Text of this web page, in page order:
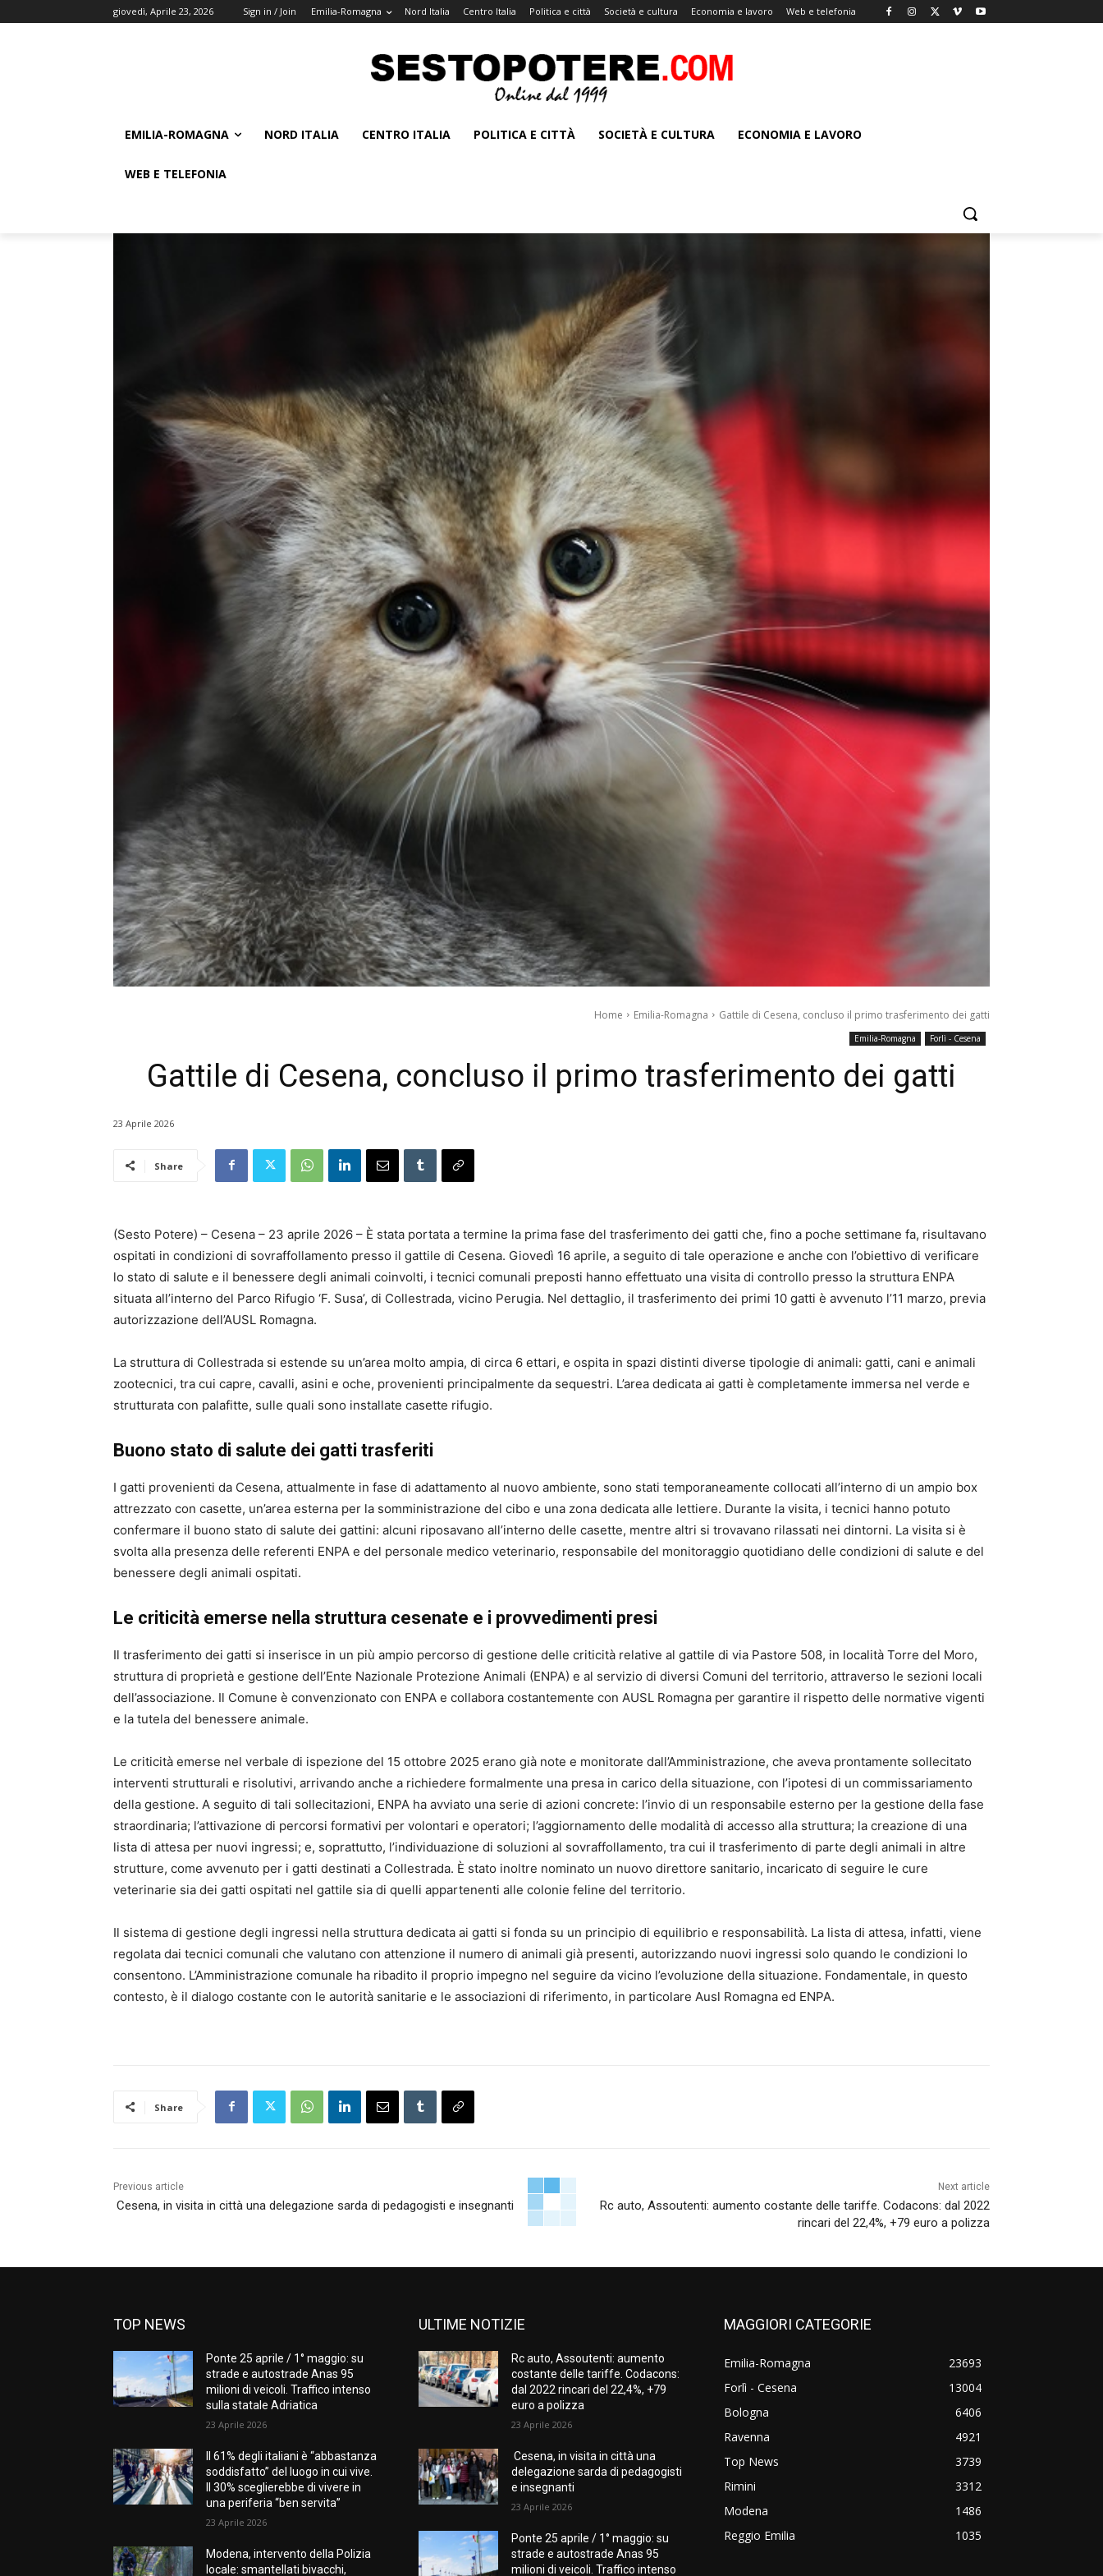
giovedì, Aprile 23, 2026 Sign in / Join Emilia-Romagna Nord Italia Centro Italia Politica e città Società e cultura Economia e lavoro Web e telefonia
EMILIA-ROMAGNA NORD ITALIA CENTRO ITALIA POLITICA E CITTÀ SOCIETÀ E CULTURA ECONOMIA E LAVORO
WEB E TELEFONIA
Home Emilia-Romagna Gattile di Cesena, concluso il primo trasferimento dei gatti
Emilia-Romagna Forlì - Cesena
Gattile di Cesena, concluso il primo trasferimento dei gatti
23 Aprile 2026
Share
(Sesto Potere) – Cesena – 23 aprile 2026 – È stata portata a termine la prima fase del trasferimento dei gatti che, fino a poche settimane fa, risultavano
ospitati in condizioni di sovraffollamento presso il gattile di Cesena. Giovedì 16 aprile, a seguito di tale operazione e anche con l’obiettivo di verificare
lo stato di salute e il benessere degli animali coinvolti, i tecnici comunali preposti hanno effettuato una visita di controllo presso la struttura ENPA
situata all’interno del Parco Rifugio ‘F. Susa’, di Collestrada, vicino Perugia. Nel dettaglio, il trasferimento dei primi 10 gatti è avvenuto l’11 marzo, previa
autorizzazione dell’AUSL Romagna.
La struttura di Collestrada si estende su un’area molto ampia, di circa 6 ettari, e ospita in spazi distinti diverse tipologie di animali: gatti, cani e animali
zootecnici, tra cui capre, cavalli, asini e oche, provenienti principalmente da sequestri. L’area dedicata ai gatti è completamente immersa nel verde e
strutturata con palafitte, sulle quali sono installate casette rifugio.
Buono stato di salute dei gatti trasferiti
I gatti provenienti da Cesena, attualmente in fase di adattamento al nuovo ambiente, sono stati temporaneamente collocati all’interno di un ampio box
attrezzato con casette, un’area esterna per la somministrazione del cibo e una zona dedicata alle lettiere. Durante la visita, i tecnici hanno potuto
confermare il buono stato di salute dei gattini: alcuni riposavano all’interno delle casette, mentre altri si trovavano rilassati nei dintorni. La visita si è
svolta alla presenza delle referenti ENPA e del personale medico veterinario, responsabile del monitoraggio quotidiano delle condizioni di salute e del
benessere degli animali ospitati.
Le criticità emerse nella struttura cesenate e i provvedimenti presi
Il trasferimento dei gatti si inserisce in un più ampio percorso di gestione delle criticità relative al gattile di via Pastore 508, in località Torre del Moro,
struttura di proprietà e gestione dell’Ente Nazionale Protezione Animali (ENPA) e al servizio di diversi Comuni del territorio, attraverso le sezioni locali
dell’associazione. Il Comune è convenzionato con ENPA e collabora costantemente con AUSL Romagna per garantire il rispetto delle normative vigenti
e la tutela del benessere animale.
Le criticità emerse nel verbale di ispezione del 15 ottobre 2025 erano già note e monitorate dall’Amministrazione, che aveva prontamente sollecitato
interventi strutturali e risolutivi, arrivando anche a richiedere formalmente una presa in carico della situazione, con l’ipotesi di un commissariamento
della gestione. A seguito di tali sollecitazioni, ENPA ha avviato una serie di azioni concrete: l’invio di un responsabile esterno per la gestione della fase
straordinaria; l’attivazione di percorsi formativi per volontari e operatori; l’aggiornamento delle modalità di accesso alla struttura; la creazione di una
lista di attesa per nuovi ingressi; e, soprattutto, l’individuazione di soluzioni al sovraffollamento, tra cui il trasferimento di parte degli animali in altre
strutture, come avvenuto per i gatti destinati a Collestrada. È stato inoltre nominato un nuovo direttore sanitario, incaricato di seguire le cure
veterinarie sia dei gatti ospitati nel gattile sia di quelli appartenenti alle colonie feline del territorio.
Il sistema di gestione degli ingressi nella struttura dedicata ai gatti si fonda su un principio di equilibrio e responsabilità. La lista di attesa, infatti, viene
regolata dai tecnici comunali che valutano con attenzione il numero di animali già presenti, autorizzando nuovi ingressi solo quando le condizioni lo
consentono. L’Amministrazione comunale ha ribadito il proprio impegno nel seguire da vicino l’evoluzione della situazione. Fondamentale, in questo
contesto, è il dialogo costante con le autorità sanitarie e le associazioni di riferimento, in particolare Ausl Romagna ed ENPA.
Share
Previous article
Cesena, in visita in città una delegazione sarda di pedagogisti e insegnanti
Next article
Rc auto, Assoutenti: aumento costante delle tariffe. Codacons: dal 2022
rincari del 22,4%, +79 euro a polizza
TOP NEWS
Ponte 25 aprile / 1° maggio: su
strade e autostrade Anas 95
milioni di veicoli. Traffico intenso
sulla statale Adriatica
23 Aprile 2026
Il 61% degli italiani è “abbastanza
soddisfatto” del luogo in cui vive.
Il 30% sceglierebbe di vivere in
una periferia “ben servita”
23 Aprile 2026
Modena, intervento della Polizia
locale: smantellati bivacchi,
ULTIME NOTIZIE
Rc auto, Assoutenti: aumento
costante delle tariffe. Codacons:
dal 2022 rincari del 22,4%, +79
euro a polizza
23 Aprile 2026
Cesena, in visita in città una
delegazione sarda di pedagogisti
e insegnanti
23 Aprile 2026
Ponte 25 aprile / 1° maggio: su
strade e autostrade Anas 95
milioni di veicoli. Traffico intenso
MAGGIORI CATEGORIE
Emilia-Romagna
23693
Forlì - Cesena
13004
Bologna
6406
Ravenna
4921
Top News
3739
Rimini
3312
Modena
1486
Reggio Emilia
1035